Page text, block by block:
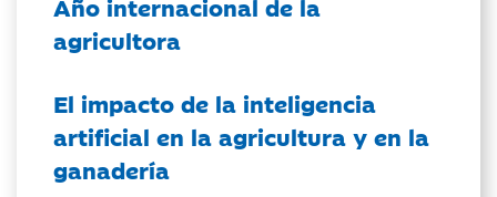
Año internacional de la
agricultora
El impacto de la inteligencia
artificial en la agricultura y en la
ganadería